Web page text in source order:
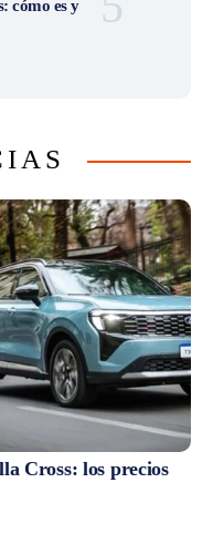
cómo es y
Cross: los precios